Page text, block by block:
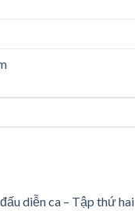
diễn ca – Tập thứ hai